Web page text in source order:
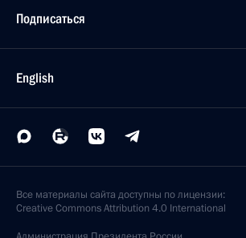
Подписаться
English
Все материалы сайта доступны по лицензии:
Creative Commons Attribution 4.0 International